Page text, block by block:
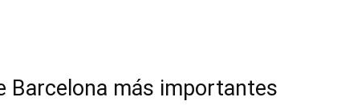
Barcelona más importantes